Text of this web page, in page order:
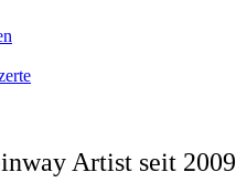
Artist seit 2009